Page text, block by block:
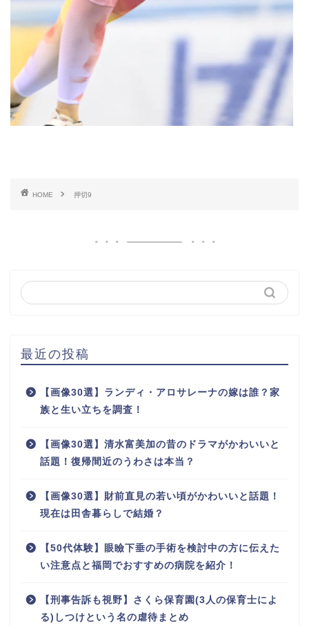
HOME 押切9
最近の投稿
【画像30選】ランディ・アロサレーナの嫁は誰？家
族と生い立ちを調査！
【画像30選】清水富美加の昔のドラマがかわいいと
話題！復帰間近のうわさは本当？
【画像30選】財前直見の若い頃がかわいいと話題！
現在は田舎暮らしで結婚？
【50代体験】眼瞼下垂の手術を検討中の方に伝えた
い注意点と福岡でおすすめの病院を紹介！
【刑事告訴も視野】さくら保育園(3人の保育士によ
る)しつけという名の虐待まとめ